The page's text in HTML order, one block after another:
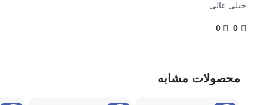
خیلی عالی
0
0
محصولات مشابه